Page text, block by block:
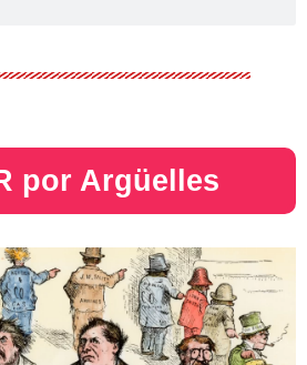
por Argüelles​